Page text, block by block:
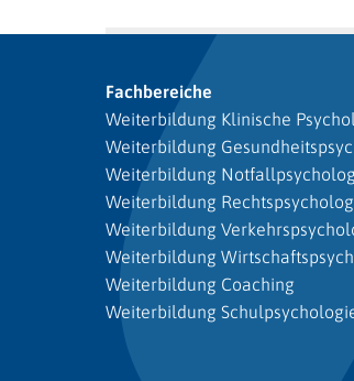
Fachbereiche
Weiterbildung Klinische
Weiterbildung
Weiterbildung
Weiterbildung
Weiterbildung
Weiterbildung
Weiterbildung Coaching
Weiterbildung